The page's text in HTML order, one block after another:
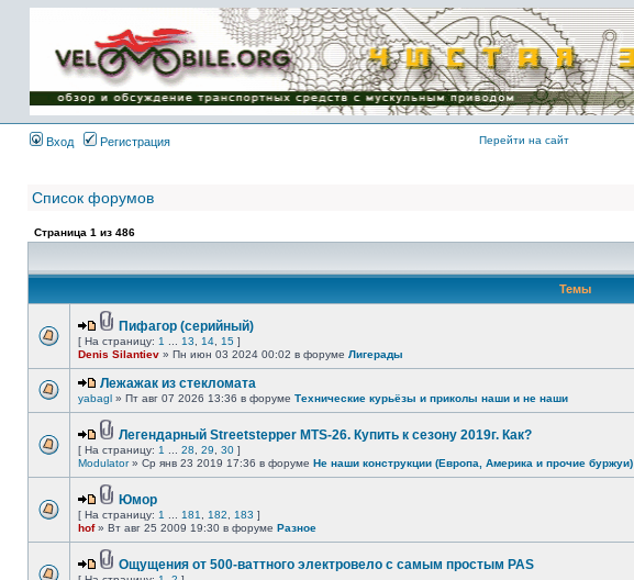
Имя пользователя:
Пароль:
{ LOG_ME_IN_SHORT
}
Вход Регистрация Перейти на сайт
Список форумов
Страница 1 из 486
Темы
Пифагор (серийный)
[ На страницу: 1 13 14 15 ]
Denis Silantiev » Пн июн 03 2024 00:02 в форуме Лигерады
Лежажак из стекломата
yabagl » Пт авг 07 2026 13:36 в форуме Технические курьёзы и приколы наши и не наши
Легендарный Streetstepper MTS-26. Купить к сезону 2019г. Как?
[ На страницу: 1 28 29 30 ]
Modulator» Ср янв 23 2019 17:36 в форуме Не наши конструкции (Европа, Америка и прочие буржуи)
Юмор
[ На страницу: 1 181 182 183 ]
hof» Вт авг 25 2009 19:30 в форуме Разное
Ощущения от 500-ваттного электровело с самым простым PAS